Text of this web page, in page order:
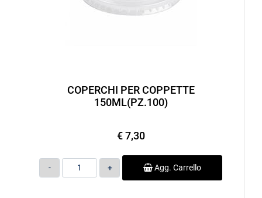
COPERCHI PER COPPETTE
150ML(PZ.100)
€ 7,30
Quantità
Agg. Carrello